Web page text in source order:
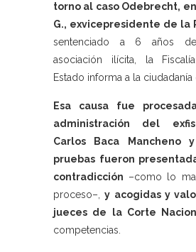
torno al caso Odebrecht,
G., exvicepresidente de la
sentenciado a 6 años
asociación ilícita, la
Estado informa a la ciudadanía
Esa causa fue
administración del
Carlos Baca Mancheno
pruebas fueron
contradicción –como lo
proceso–,y acogidas y
jueces de la Corte
competencias.